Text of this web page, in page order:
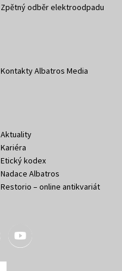
Zpětný odběr elektroodpadu
Kontakty Albatros Media
Aktuality
Kariéra
Etický kodex
Nadace Albatros
Restorio – online antikvariát